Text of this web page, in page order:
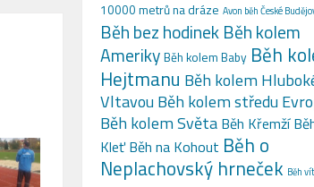
10000 metrů na dráze Avon běh České
Běh bez hodinek Běh kolem
Ameriky Běh kolem Baby Běh
Hejtmanu Běh kolem
VltavouBěh kolem středu
Běh kolem Světa Běh Křemží
Kleť Běh na Kohout Běh o
Neplachovský hrneček Běh